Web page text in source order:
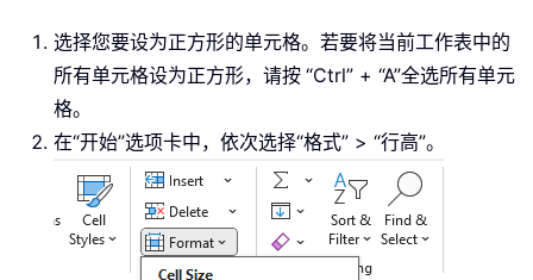
选择您要设为正方形的单元格。若要将当前工作表中的
所有单元格设为正方形，请按 “Ctrl” + “A”全选所有单元
格。
在“开始”选项卡中，依次选择“格式” > “行高”。